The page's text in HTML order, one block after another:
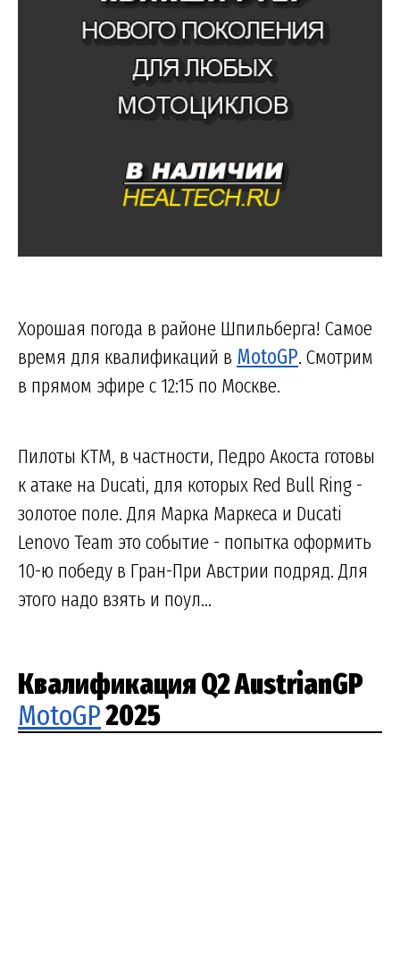
Хорошая погода в районе Шпильберга! Самое
время для квалификаций в MotoGP. Смотрим
в прямом эфире с 12:15 по Москве.
Пилоты KTM, в частности, Педро Акоста готовы
к атаке на Ducati, для которых Red Bull Ring -
золотое поле. Для Марка Маркеса и Ducati
Lenovo Team это событие - попытка оформить
10-ю победу в Гран-При Австрии подряд. Для
этого надо взять и поул...
Квалификация Q2 AustrianGP
MotoGP2025